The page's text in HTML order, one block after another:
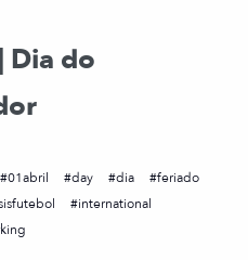
Dia do
01abril day dia
feriado
international